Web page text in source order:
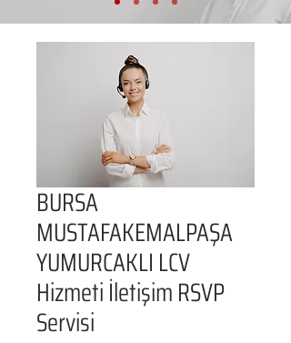
BURSA
MUSTAFAKEMALPAŞA
YUMURCAKLI LCV
Hizmeti İletişim RSVP
Servisi